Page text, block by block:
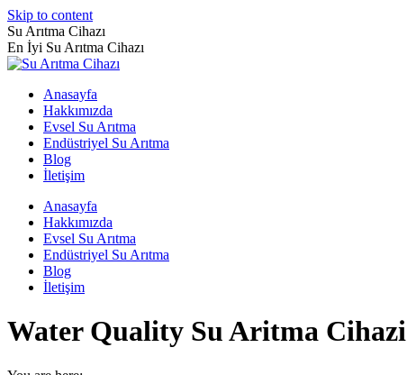
Skip to content
Su Arıtma Cihazı
En İyi Su Arıtma Cihazı
Anasayfa
Hakkımızda
Evsel Su Arıtma
Endüstriyel Su Arıtma
Blog
İletişim
Anasayfa
Hakkımızda
Evsel Su Arıtma
Endüstriyel Su Arıtma
Blog
İletişim
Water Quality Su Aritma Cihazi